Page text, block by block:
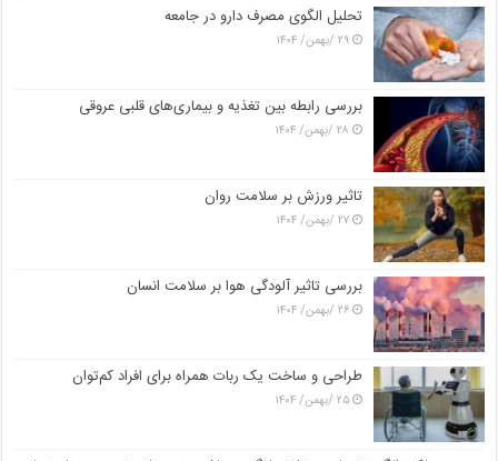
تحلیل الگوی مصرف دارو در جامعه
۲۹ /بهمن/ ۱۴۰۴
بررسی رابطه بین تغذیه و بیماری‌های قلبی عروقی
۲۸ /بهمن/ ۱۴۰۴
تاثیر ورزش بر سلامت روان
۲۷ /بهمن/ ۱۴۰۴
بررسی تاثیر آلودگی هوا بر سلامت انسان
۲۶ /بهمن/ ۱۴۰۴
طراحی و ساخت یک ربات همراه برای افراد کم‌توان
۲۵ /بهمن/ ۱۴۰۴